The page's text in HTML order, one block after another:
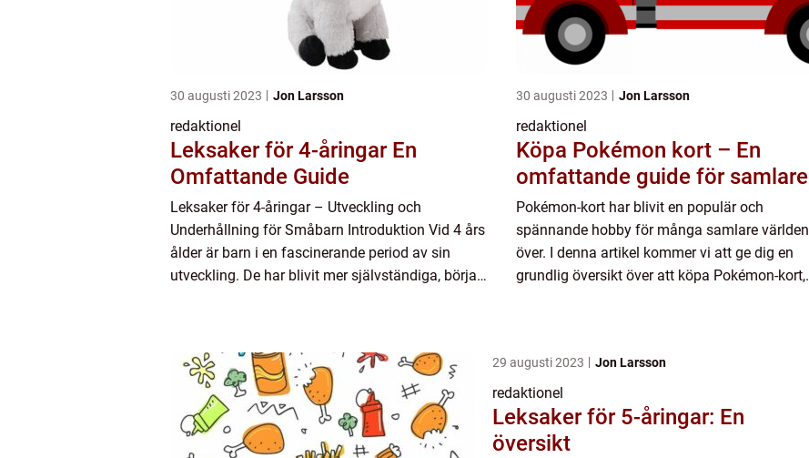
30 augusti 2023 Jon Larsson
redaktionel
Leksaker för 4-åringar En
Omfattande Guide
Leksaker för 4-åringar – Utveckling och
Underhållning för Småbarn Introduktion Vid 4 års
ålder är barn i en fascinerande period av sin
utveckling. De har blivit mer självständiga, börjar
30 augusti 2023 Jon Larsson
redaktionel
Köpa Pokémon kort – En
omfattande guide för samlare
Pokémon-kort har blivit en populär och
spännande hobby för många samlare världen
över. I denna artikel kommer vi att ge dig en
grundlig översikt över att köpa Pokémon-kort,
29 augusti 2023 Jon Larsson
redaktionel
Leksaker för 5-åringar: En
översikt